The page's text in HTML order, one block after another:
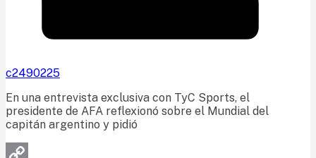
c2490225
En una entrevista exclusiva con TyC Sports, el
presidente de AFA reflexionó sobre el Mundial del
capitán argentino y pidió